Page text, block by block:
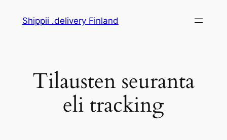
sisältöön
Shippii .delivery Finland
Tilausten seuranta
eli tracking